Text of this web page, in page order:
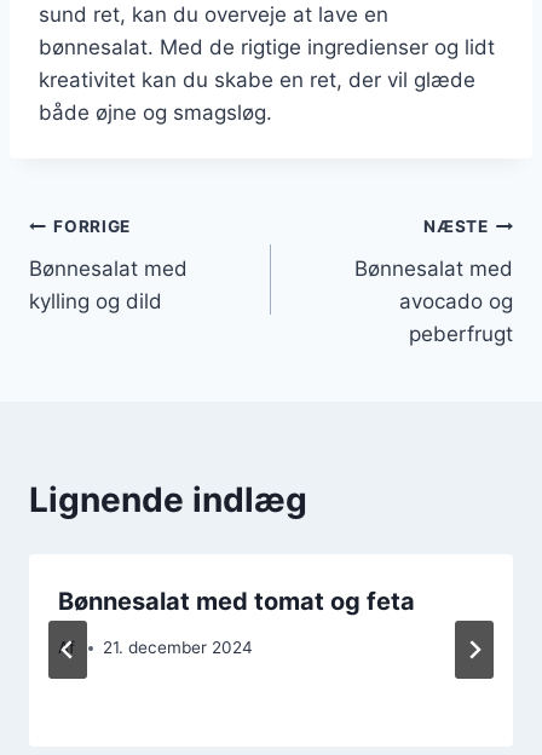
sund ret, kan du overveje at lave en
bønnesalat. Med de rigtige ingredienser og lidt
kreativitet kan du skabe en ret, der vil glæde
både øjne og smagsløg.
Indlægsnavigation
FORRIGE
Bønnesalat med
kylling og dild
NÆSTE
Bønnesalat med
avocado og
peberfrugt
Lignende indlæg
Bønnesalat med tomat og feta
Af 21. december 2024